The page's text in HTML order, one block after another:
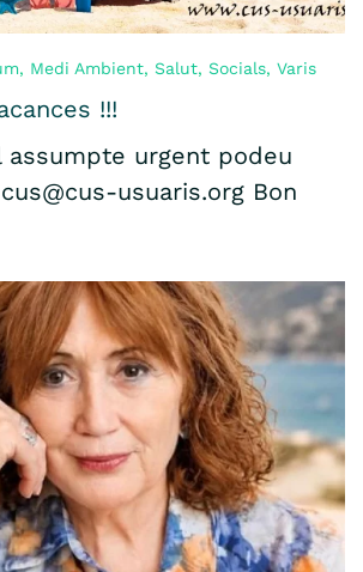
, Medi Ambient, Salut, Socials, Varis
!!!
assumpte urgent podeu
usuaris.org Bon